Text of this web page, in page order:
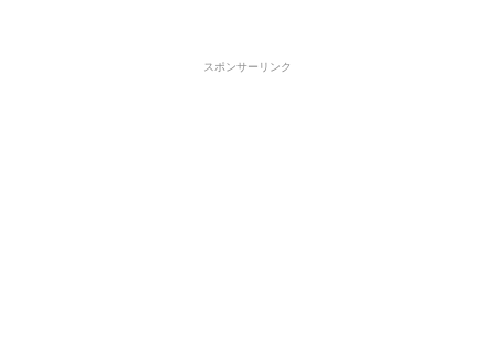
スポンサーリンク